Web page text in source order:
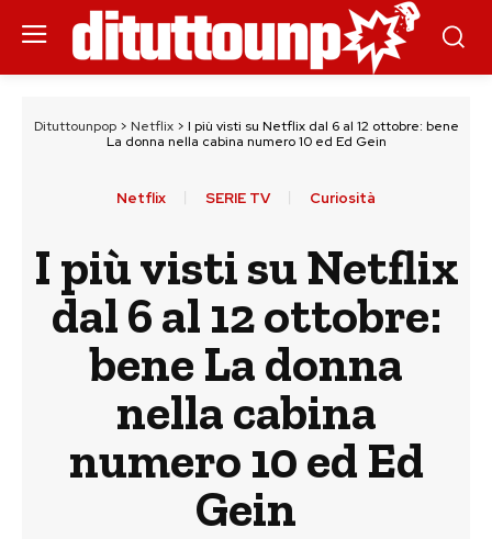
Dituttounpop> Netflix> I più visti su Netflix dal 6 al 12 ottobre: bene
La donna nella cabina numero 10 ed Ed Gein
Netflix SERIE TV Curiosità
I più visti su Netflix
dal 6 al 12 ottobre:
bene La donna
nella cabina
numero 10 ed Ed
Gein